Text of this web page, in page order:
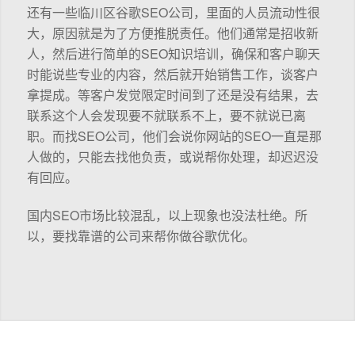
还有一些临川区谷歌SEO公司，里面的人员流动性很
大，原因就是为了方便推脱责任。他们通常是招收新
人，然后进行简单的SEO知识培训，确保和客户聊天
时能说些专业的内容，然后就开始销售工作，谈客户
拿提成。等客户发觉限定时间到了还是没有结果，去
联系这个人会发现要不就联系不上，要不就说已离
职。而找SEO公司，他们会说你网站的SEO一直是那
人做的，只能去找他负责，或说帮你处理，却迟迟没
有回应。
国内SEO市场比较混乱，以上现象也没法杜绝。所
以，要找靠谱的公司来帮你做谷歌优化。